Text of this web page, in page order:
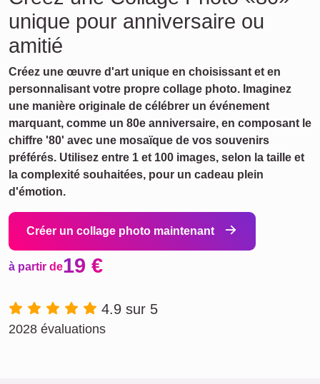
unique pour anniversaire ou
amitié
Créez une œuvre d'art unique en choisissant et en
personnalisant votre propre collage photo. Imaginez
une manière originale de célébrer un événement
marquant, comme un 80e anniversaire, en composant le
chiffre '80' avec une mosaïque de vos souvenirs
préférés. Utilisez entre 1 et 100 images, selon la taille et
la complexité souhaitées, pour un cadeau plein
d'émotion.
Créer un collage photo maintenant
à partir de19 €
4.9 sur 5
2028 évaluations